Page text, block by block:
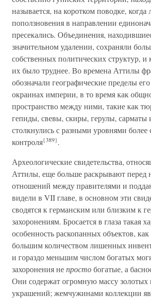
называется, на коротком поводке,
поползновения в направлении
пресекались. Объединения,
значительном удалении, сохраняли
собственных политических структур, и
их было труднее. Во времена Аттилы
обозначали географические пределы
окраинах империи, в то время как
пространство между ними, такие как
гепиды, свевы, скиры, герулы, сарматы
столкнулись с разными уровнями более
контроля{389}.
Археологические свидетельства,
Аттилы, еще больше раскрывают перед
отношений между правителями и
видели в VII главе, в основном эти
сводятся к германским или близким к
захоронениям. Бросается в глаза такая
особенность раскопанных объектов,
большим количеством лишенных
и гораздо меньшим числом богатых
захоронения непростобогатые, а
Они содержат огромную массу золотых
украшений; жемчужинами коллекции